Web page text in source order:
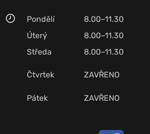
Pondělí 8.00–11.30
Úterý
8.00–11.30
Středa
8.00–11.30
Čtvrtek ZAVŘENO
Pátek
ZAVŘENO